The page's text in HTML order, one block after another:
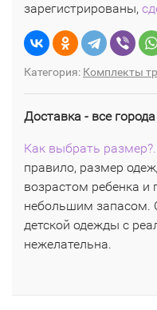
зарегистрированы,
Категория: Комплекты
Доставка - все
Как выбрать
правило, размер
возрастом ребенка и
небольшим запасом.
детской одежды с
нежелательна.